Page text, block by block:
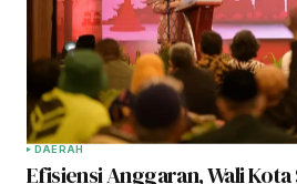
DAERAH
Efisiensi Anggaran, Wali